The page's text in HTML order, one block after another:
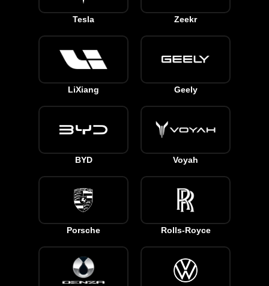
Rolls-Royce
Porsche
Voyah
BYD
Geely
LiXiang
Zeekr
Tesla